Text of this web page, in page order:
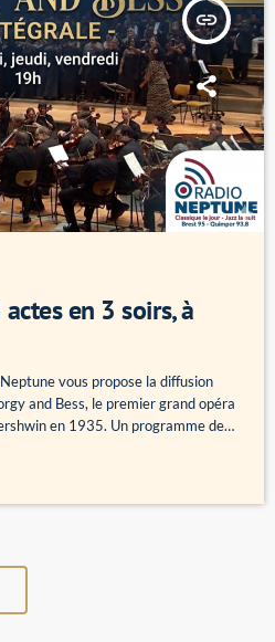
insert_link
en 3 soirs, à
vous propose la diffusion
and Bess, le premier grand opéra
en 1935. Un programme de
de Simon Battle avec le
Mercredi 22, jeudi 23, vendredi 24